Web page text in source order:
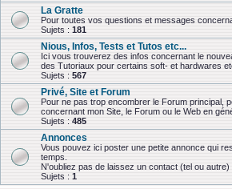
La Gratte
Pour toutes vos questions et messages
Sujets : 181
Nious, Infos, Tests et Tutos etc...
Ici vous trouverez des infos concernant le
des Tutoriaux pour certains soft- et hardwares
Sujets : 567
Privé, Site et Forum
Pour ne pas trop encombrer le Forum principal,
concernant mon Site, le Forum ou le Web en
Sujets : 485
Annonces
Vous pouvez ici poster une petite annonce qui
temps.
N'oubliez pas de laissez un contact (tel ou autre)
Sujets : 1